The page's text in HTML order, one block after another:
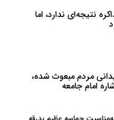
نتیجه‌ای ندارد، اما
مردم مبعوث شده،
امام جامعه